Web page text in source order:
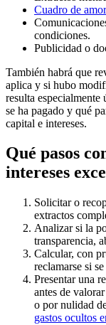
Cuadro de
condiciones.
Publicidad o
También habrá que
aplica y si hubo
resulta
se ha pagado y qué
capital e intereses.
Qué pasos
intereses
Solicitar o
extractos
Analizar si la
transparencia,
Calcular, con
reclamarse si
Presentar una
antes de
o por nulidad
gastos ocultos